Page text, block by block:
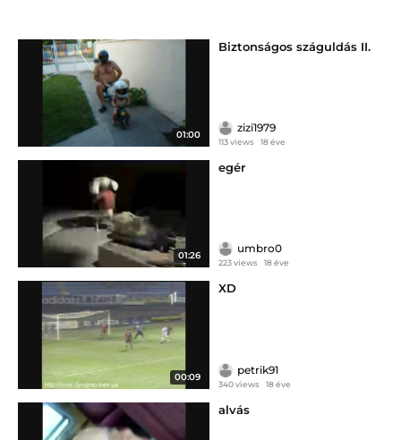
01:00
Biztonságos száguldás II.
zizi1979
113 views 18 éve
01:26
egér
umbro0
223 views 18 éve
00:09
XD
petrik91
340 views 18 éve
alvás